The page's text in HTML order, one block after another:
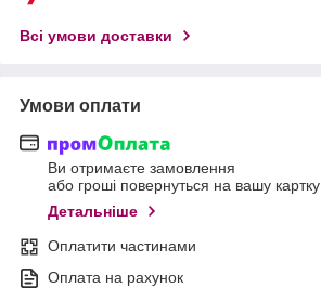
Всі умови доставки
Умови оплати
Ви отримаєте замовлення
або гроші повернуться на вашу картку
Детальніше
Оплатити частинами
Оплата на рахунок